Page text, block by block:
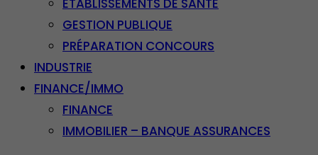
ETABLISSEMENTS DE SANTÉ
GESTION PUBLIQUE
PRÉPARATION CONCOURS
INDUSTRIE
FINANCE/IMMO
FINANCE
IMMOBILIER – BANQUE ASSURANCES